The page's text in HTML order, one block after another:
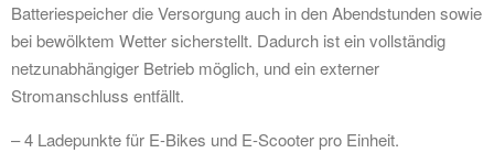
Batteriespeicher die Versorgung auch in den Abendstunden sowie
bei bewölktem Wetter sicherstellt. Dadurch ist ein vollständig
netzunabhängiger Betrieb möglich, und ein externer
Stromanschluss entfällt.
– 4 Ladepunkte für E-Bikes und E-Scooter pro Einheit.